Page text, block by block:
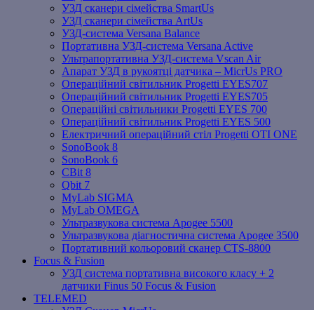
УЗД сканери сімейства SmartUs
УЗД сканери сімейства ArtUs
УЗД-система Versana Balance
Портативна УЗД-система Versana Active
Ультрапортативна УЗД-система Vscan Air
Апарат УЗД в рукоятці датчика – MicrUs PRO
Операційний світильник Progetti EYES707
Операційний світильник Progetti EYES705
Операційні світильники Progetti EYES 700
Операційний світильник Progetti EYES 500
Електричний операційний стіл Progetti OTI ONE
SonoBook 8
SonoBook 6
СBit 8
Qbit 7
MyLab SIGMA
MyLab OMEGA
Ультразвукова система Apogee 5500
Ультразвукова діагностична система Apogee 3500
Портативний кольоровий сканер CTS-8800
Focus & Fusion
УЗД система портативна високого класу + 2
датчики Finus 50 Focus & Fusion
TELEMED